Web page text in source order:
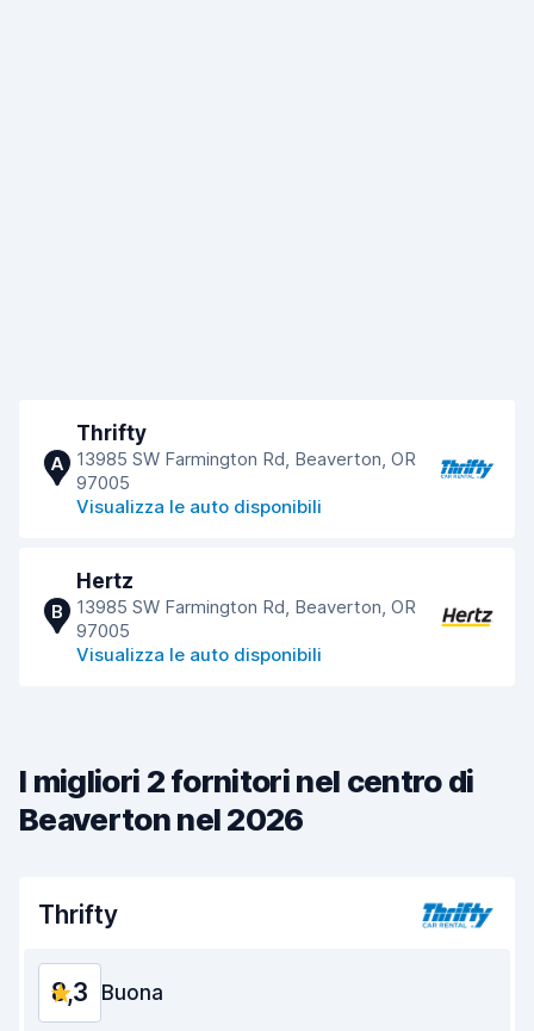
A
Thrifty
13985 SW Farmington Rd, Beaverton, OR
97005
Visualizza le auto disponibili
B
Hertz
13985 SW Farmington Rd, Beaverton, OR
97005
Visualizza le auto disponibili
I migliori 2 fornitori nel centro di
Beaverton nel 2026
Thrifty
8,3 Buona